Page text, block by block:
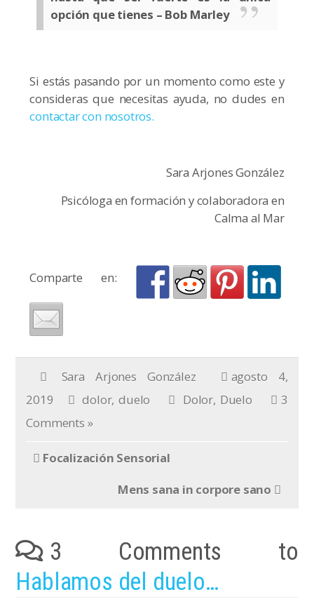
opción que tienes – Bob Marley
Si estás pasando por un momento como este y
consideras que necesitas ayuda, no dudes en
contactar con nosotros.
Sara Arjones González
Psicóloga en formación y colaboradora en
Calma al Mar
Comparte en:
Sara Arjones González
agosto 4,
2019
dolor,duelo Dolor, Duelo
3
Comments »
Focalización Sensorial
Mens sana in corpore sano
3 Comments to
Hablamos del duelo…